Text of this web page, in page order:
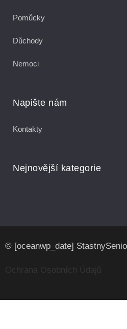
Pomůcky
Důchody
Nemoci
Napište nám
Kontakty
Nejnovější kategorie
© [oceanwp_date]